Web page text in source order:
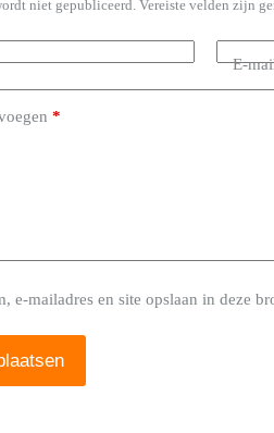
niet gepubliceerd. Vereiste velden zijn
E-
*
e-mailadres en site opslaan in deze